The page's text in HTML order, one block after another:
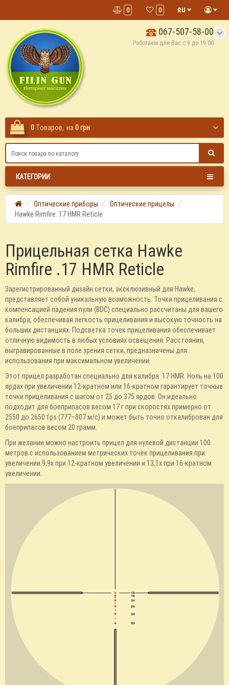
0
0
067-507-58-00
Работаем для Вас с 9 до 19:00
0 Tоваров, на 0 грн
КАТЕГОРИИ
Оптические приборы
Оптические прицелы
Hawke Rimfire .17 HMR Reticle
Прицельная сетка Hawke
Rimfire .17 HMR Reticle
Зарегистрированный дизайн сетки, эксклюзивный для Hawke,
представляет собой уникальную возможность. Точки прицеливания с
компенсацией падения пули (BDC) специально рассчитаны для вашего
калибра, обеспечивая легкость прицеливания и высокую точность на
больших дистанциях. Подсветка точек прицеливания обеспечивает
отличную видимость в любых условиях освещения. Расстояния,
выгравированные в поле зрения сетки, предназначены для
использования при максимальном увеличении.
Этот прицел разработан специально для калибра .17 HMR. Ноль на 100
ярдах при увеличении 12-кратном или 16-кратном гарантирует точные
точки прицеливания с шагом от 25 до 375 ярдов. Он идеально
подходит для боеприпасов весом 17 г при скоростях примерно от
2550 до 2650 fps (777–807 м/с) и может быть точно откалиброван для
боеприпасов весом 20 грамм.
При желании можно настроить прицел для нулевой дистанции 100
метров с использованием метрических точек прицеливания при
увеличении 9,9x при 12-кратном увеличении и 13,1x при 16-кратном
увеличении.